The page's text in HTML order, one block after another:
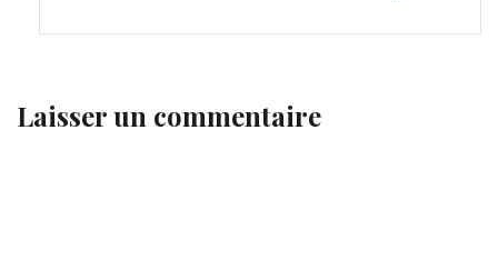
Laisser un commentaire